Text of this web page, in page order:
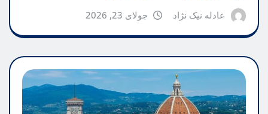
عادله نیک نژاد جولای 23, 2026